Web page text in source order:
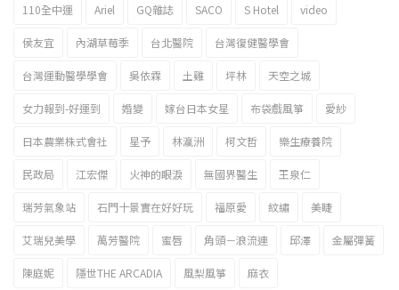
2023新北市北海岸國際風箏節「風在石起」霸氣回歸
110全中運 Ariel GQ雜誌 SACO S Hotel video
侯友宜 內湖草莓季 台北醫院 台灣復健醫學會
台灣運動醫學學會 吳依霖 土雞 坪林 天空之城
女力報到-好運到 婚變 嫁台日本女星 布袋戲風箏 愛紗
日本農業株式會社 星予 林瀛洲 柯文哲 樂生療養院
民政局 江宏傑 火神的眼淚 無國界醫生 王泉仁
瑞芳氣象站 石門十景實在好好玩 福原愛 紋繡 美睫
艾瑞兒美學 萬芳醫院 蜜唇 角頭－浪流連 邱澤 金屬彈簧
陳庭妮 隱世THE ARCADIA 風梨風箏 麻衣